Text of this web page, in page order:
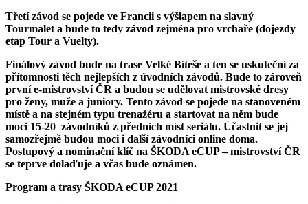
Třetí závod se pojede ve Francii s výšlapem na slavný
Tourmalet a bude to tedy závod zejména pro vrchaře (dojezdy
etap Tour a Vuelty).
Finálový závod bude na trase Velké Bíteše a ten se uskuteční za
přítomnosti těch nejlepších z úvodních závodů. Bude to zároveň
první e-mistrovství ČR a budou se udělovat mistrovské dresy
pro ženy, muže a juniory. Tento závod se pojede na stanoveném
místě a na stejném typu trenažéru a startovat na něm bude
moci 15-20 závodníků z předních míst seriálu. Účastnit se jej
samozřejmě budou moci i další závodníci online doma.
Postupový a nominační klíč na ŠKODA eCUP – mistrovství ČR
se teprve dolaďuje a včas bude oznámen.
Program a trasy ŠKODA eCUP 2021